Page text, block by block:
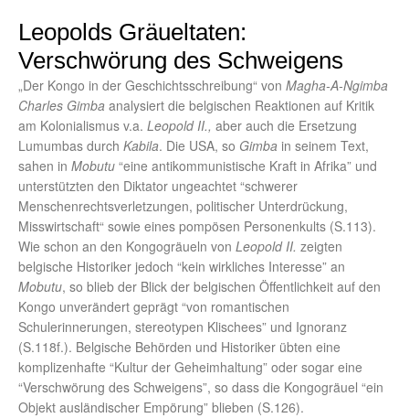
Leopolds Gräueltaten:
Verschwörung des Schweigens
„Der Kongo in der Geschichtsschreibung“ von Magha-A-Ngimba
Charles Gimba analysiert die belgischen Reaktionen auf Kritik
am Kolonialismus v.a. Leopold II., aber auch die Ersetzung
Lumumbas durch Kabila. Die USA, so Gimba in seinem Text,
sahen in Mobutu “eine antikommunistische Kraft in Afrika” und
unterstützten den Diktator ungeachtet “schwerer
Menschenrechtsverletzungen, politischer Unterdrückung,
Misswirtschaft“ sowie eines pompösen Personenkults (S.113).
Wie schon an den Kongogräueln von Leopold II. zeigten
belgische Historiker jedoch “kein wirkliches Interesse” an
Mobutu, so blieb der Blick der belgischen Öffentlichkeit auf den
Kongo unverändert geprägt “von romantischen
Schulerinnerungen, stereotypen Klischees” und Ignoranz
(S.118f.). Belgische Behörden und Historiker übten eine
komplizenhafte “Kultur der Geheimhaltung” oder sogar eine
“Verschwörung des Schweigens”, so dass die Kongogräuel “ein
Objekt ausländischer Empörung” blieben (S.126).